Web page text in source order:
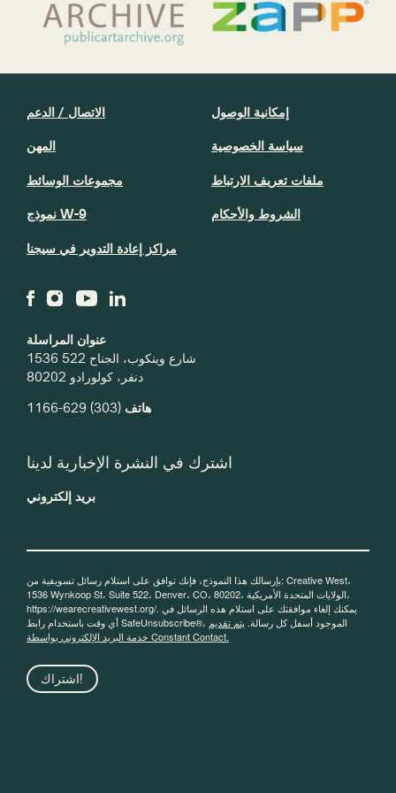
عنوان المراسلة
1536 شارع وينكوب، الجناح 522
دنفر، كولورادو 80202
هاتف (303) 629-1166
الاتصال / الدعم
المهن
مجموعات الوسائط
نموذج W-9
مراكز إعادة التدوير في سيجنا
إمكانية الوصول
سياسة الخصوصية
ملفات تعريف الارتباط
الشروط والأحكام
اشترك في النشرة الإخبارية لدينا
بريد إلكتروني
بإرسالك هذا النموذج، فإنك توافق على استلام رسائل تسويقية من: Creative West،
1536 Wynkoop St، Suite 522، Denver، CO، 80202، الولايات المتحدة الأمريكية،
https://wearecreativewest.org/. يمكنك إلغاء موافقتك على استلام هذه الرسائل في
أي وقت باستخدام رابط SafeUnsubscribe®، الموجود أسفل كل رسالة. يتم تقديم
خدمة البريد الإلكتروني بواسطة Constant Contact.
اشتراك!